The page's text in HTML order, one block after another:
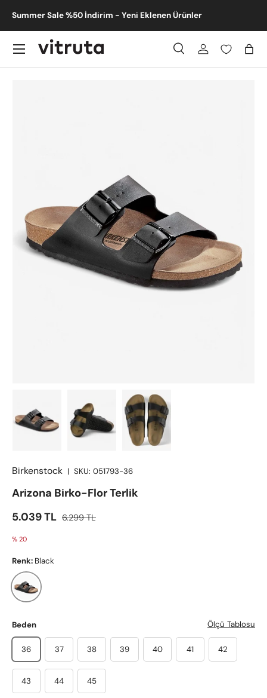
İçeriğe atla
Summer Sale %50 İndirim - Yeni Eklenen Ürünler
Ara
Ara Giriş
Menü
Birkenstock | SKU: 051793-36
Arizona Birko-Flor Terlik
İndirimli fiyat
5.039 TL Satış fiyatı
6.299 TL
% 20
Renk: Black
Black
Beden Ölçü Tablosu
36 37 38 39 40 41 42
43 44 45